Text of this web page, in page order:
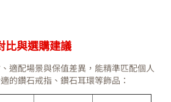
比與選購建議
適配場景與保值差異，能精準匹配個人
的鑽石戒指、鑽石耳環等飾品：